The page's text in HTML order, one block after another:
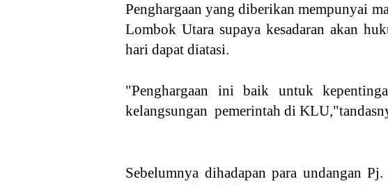
Penghargaan yang diberikan mempunyai
Lombok Utara supaya kesadaran akan
hari dapat diatasi.
"Penghargaan ini baik untuk
kelangsungan pemerintah di
Sebelumnya dihadapan para undangan